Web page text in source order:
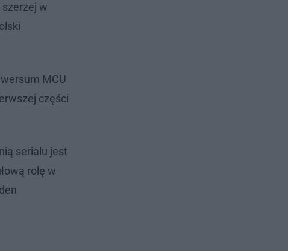
w
MCU
części
serialu jest
rolę w